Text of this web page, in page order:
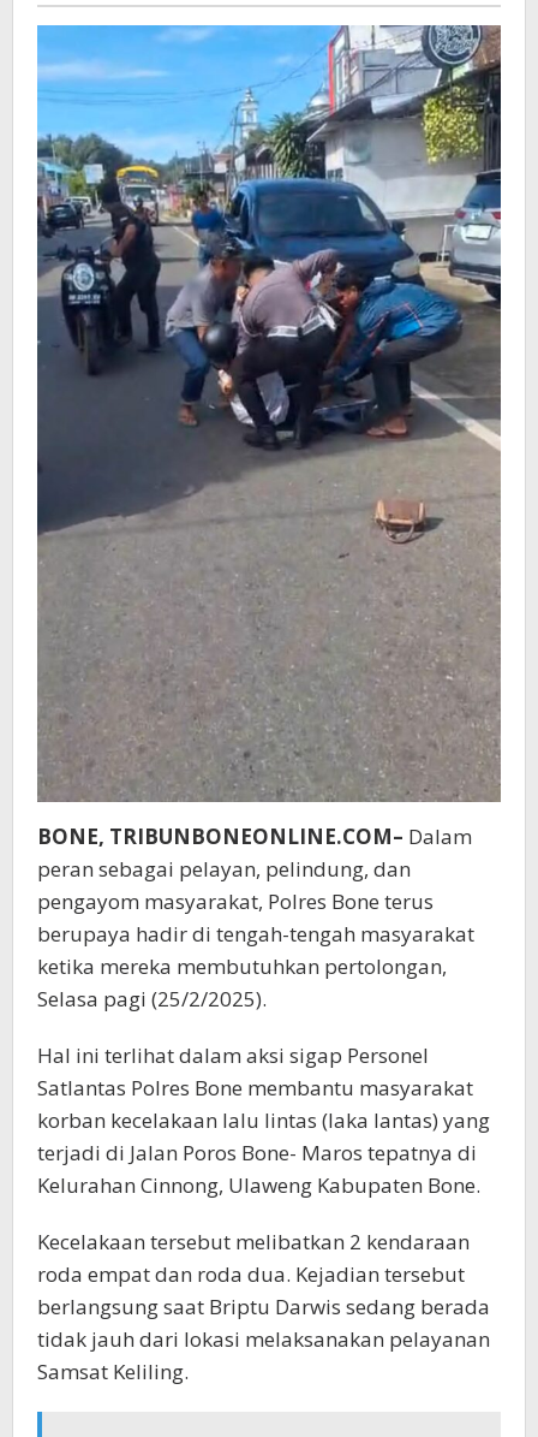
Lalu
Lintas
BONE, TRIBUNBONEONLINE.COM– Dalam
peran sebagai pelayan, pelindung, dan
pengayom masyarakat, Polres Bone terus
berupaya hadir di tengah-tengah masyarakat
ketika mereka membutuhkan pertolongan,
Selasa pagi (25/2/2025).
Hal ini terlihat dalam aksi sigap Personel
Satlantas Polres Bone membantu masyarakat
korban kecelakaan lalu lintas (laka lantas) yang
terjadi di Jalan Poros Bone- Maros tepatnya di
Kelurahan Cinnong, Ulaweng Kabupaten Bone.
Kecelakaan tersebut melibatkan 2 kendaraan
roda empat dan roda dua. Kejadian tersebut
berlangsung saat Briptu Darwis sedang berada
tidak jauh dari lokasi melaksanakan pelayanan
Samsat Keliling.